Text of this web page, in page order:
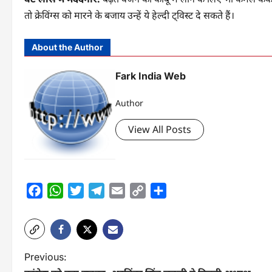
तो क्रेविंग्स को मारने के बजाय उन्हें ये हेल्दी ट्विस्ट दे सकते हैं।
About the Author
Fark India Web
Author
View All Posts
FacebookWhatsAppTwitterTelegram
Email
Copy
P
Previous: